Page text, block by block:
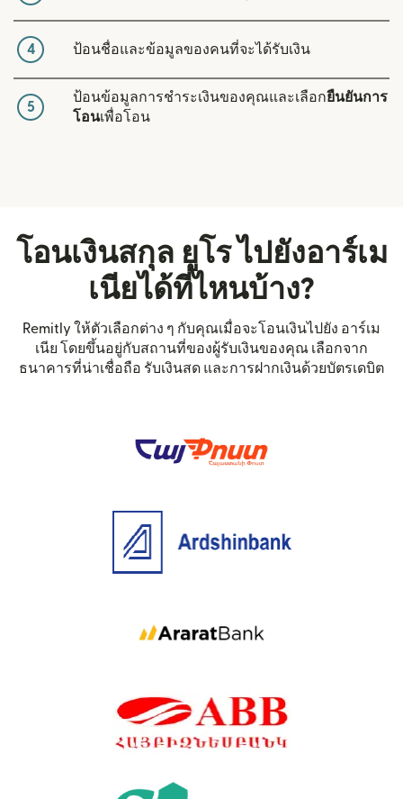
4 ป้อนชื่อและข้อมูลของคนที่จะได้รับเงิน
5
ป้อนข้อมูลการชำระเงินของคุณและเลือกยืนยันการ
โอนเพื่อโอน
โอนเงินสกุล ยูโร ไปยังอาร์เม
เนียได้ที่ไหนบ้าง?
Remitly ให้ตัวเลือกต่าง ๆ กับคุณเมื่อจะโอนเงินไปยัง อาร์เม
เนีย โดยขึ้นอยู่กับสถานที่ของผู้รับเงินของคุณ เลือกจาก
ธนาคารที่น่าเชื่อถือ รับเงินสด และการฝากเงินด้วยบัตรเดบิต